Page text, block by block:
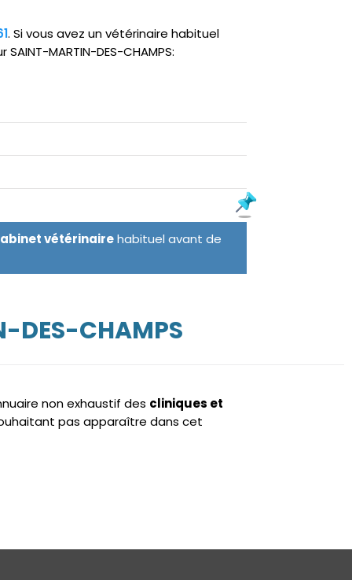
. Si vous avez un vétérinaire habituel
MARTIN-DES-CHAMPS:
vétérinairehabituel avant de
DES-CHAMPS
non exhaustif des cliniques et
pas apparaître dans cet